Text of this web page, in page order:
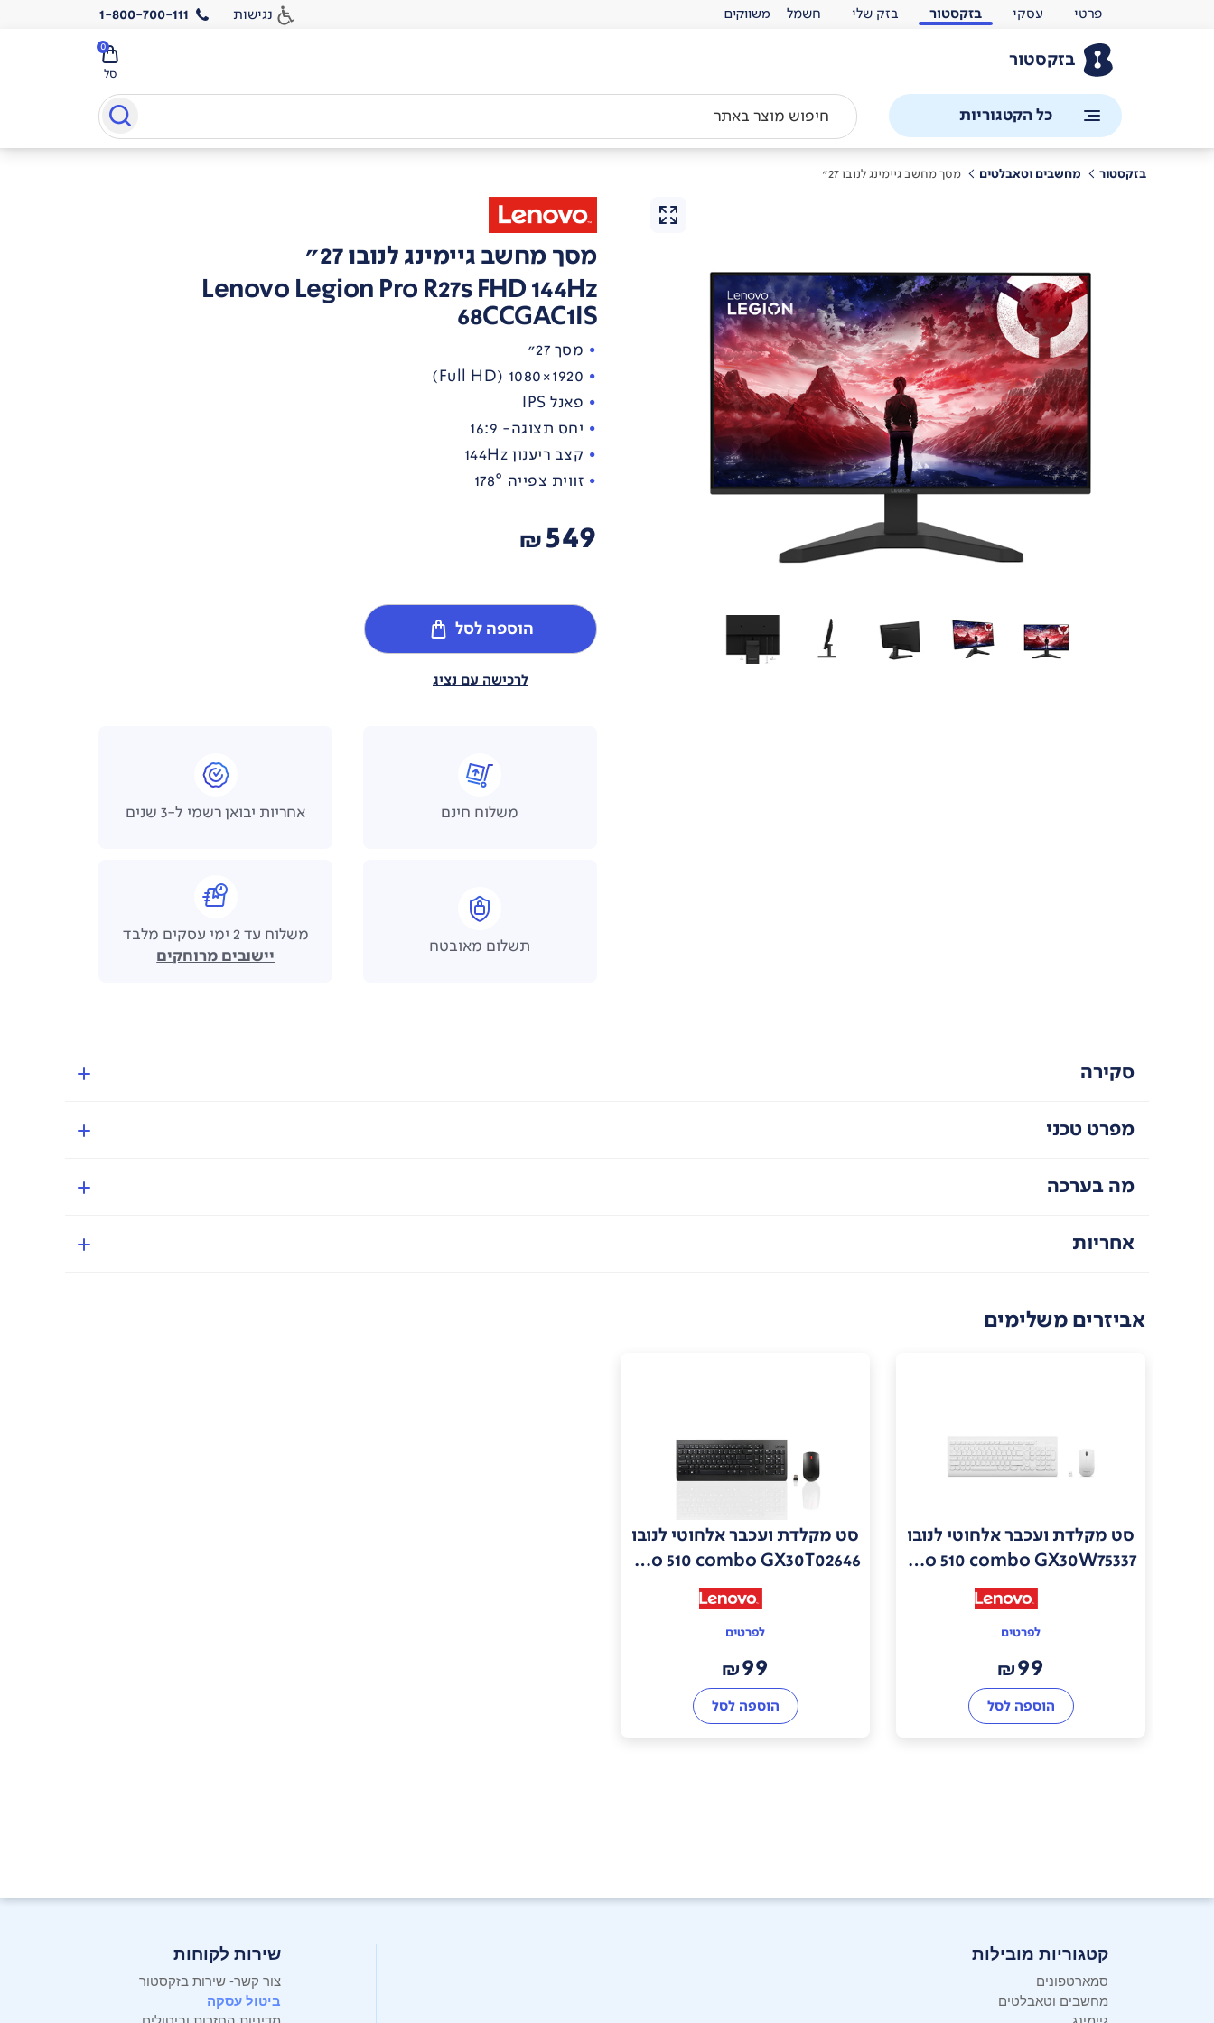
פרטי עסקי בזקסטור בזק שלי חשמל נגישות 1-800-700-111
בזקסטור
סל
0
כל הקטגוריות
בזקסטור מחשבים וטאבלטים מסך מחשב גיימינג לנובו 27"
מסך מחשב גיימינג לנובו 27"
Lenovo Legion Pro R27s FHD 144Hz
68CCGAC1IS
מסך 27"
1920×1080 (Full HD)
פאנל IPS
יחס תצוגה- 16:9
קצב ריענון 144Hz
זווית צפייה 178°
549
₪
הוספה לסל
לרכישה עם נציג
משלוח חינם אחריות יבואן רשמי ל-3 שנים
תשלום מאובטח
משלוח עד 2 ימי עסקים מלבד
יישובים מרוחקים
סקירה
מפרט טכני
מה בערכה
אחריות
אביזרים משלימים
סט מקלדת ועכבר אלחוטי לנובו
Lenovo 510 combo GX30W75337
לפרטים
99
₪
הוספה לסל
סט מקלדת ועכבר אלחוטי לנובו
Lenovo 510 combo GX30T02646
לפרטים
99
₪
הוספה לסל
קטגוריות מובילות
סמארטפונים
מחשבים וטאבלטים
שירות לקוחות
צור קשר- שירות בזקסטור
ביטול עסקה
משווקים